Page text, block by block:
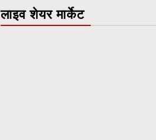
लाइव शेयर मार्केट